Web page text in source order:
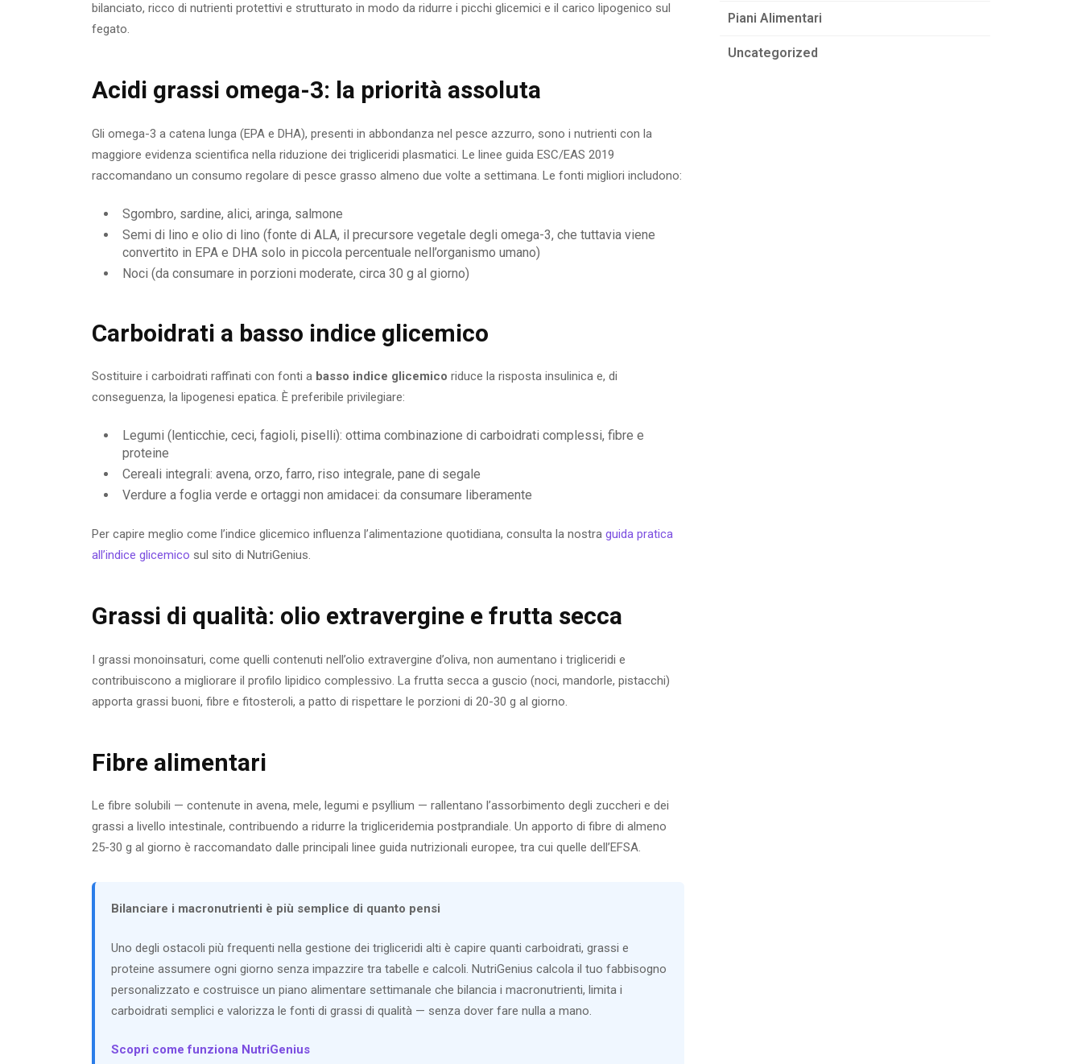
bilanciato, ricco di nutrienti protettivi e strutturato in modo da ridurre i picchi glicemici e il carico lipogenico sul
fegato.
Acidi grassi omega-3: la priorità assoluta
Gli omega-3 a catena lunga (EPA e DHA), presenti in abbondanza nel pesce azzurro, sono i nutrienti con la
maggiore evidenza scientifica nella riduzione dei trigliceridi plasmatici. Le linee guida ESC/EAS 2019
raccomandano un consumo regolare di pesce grasso almeno due volte a settimana. Le fonti migliori includono:
Sgombro, sardine, alici, aringa, salmone
Semi di lino e olio di lino (fonte di ALA, il precursore vegetale degli omega-3, che tuttavia viene
convertito in EPA e DHA solo in piccola percentuale nell’organismo umano)
Noci (da consumare in porzioni moderate, circa 30 g al giorno)
Carboidrati a basso indice glicemico
Sostituire i carboidrati raffinati con fonti a basso indice glicemico riduce la risposta insulinica e, di
conseguenza, la lipogenesi epatica. È preferibile privilegiare:
Legumi (lenticchie, ceci, fagioli, piselli): ottima combinazione di carboidrati complessi, fibre e
proteine
Cereali integrali: avena, orzo, farro, riso integrale, pane di segale
Verdure a foglia verde e ortaggi non amidacei: da consumare liberamente
Per capire meglio come l’indice glicemico influenza l’alimentazione quotidiana, consulta la nostra guida pratica
all’indice glicemico sul sito di NutriGenius.
Grassi di qualità: olio extravergine e frutta secca
I grassi monoinsaturi, come quelli contenuti nell’olio extravergine d’oliva, non aumentano i trigliceridi e
contribuiscono a migliorare il profilo lipidico complessivo. La frutta secca a guscio (noci, mandorle, pistacchi)
apporta grassi buoni, fibre e fitosteroli, a patto di rispettare le porzioni di 20-30 g al giorno.
Fibre alimentari
Le fibre solubili — contenute in avena, mele, legumi e psyllium — rallentano l’assorbimento degli zuccheri e dei
grassi a livello intestinale, contribuendo a ridurre la trigliceridemia postprandiale. Un apporto di fibre di almeno
25-30 g al giorno è raccomandato dalle principali linee guida nutrizionali europee, tra cui quelle dell’EFSA.
Bilanciare i macronutrienti è più semplice di quanto pensi
Uno degli ostacoli più frequenti nella gestione dei trigliceridi alti è capire quanti carboidrati, grassi e
proteine assumere ogni giorno senza impazzire tra tabelle e calcoli. NutriGenius calcola il tuo fabbisogno
personalizzato e costruisce un piano alimentare settimanale che bilancia i macronutrienti, limita i
carboidrati semplici e valorizza le fonti di grassi di qualità — senza dover fare nulla a mano.
Scopri come funziona NutriGenius
Piani Alimentari
Uncategorized